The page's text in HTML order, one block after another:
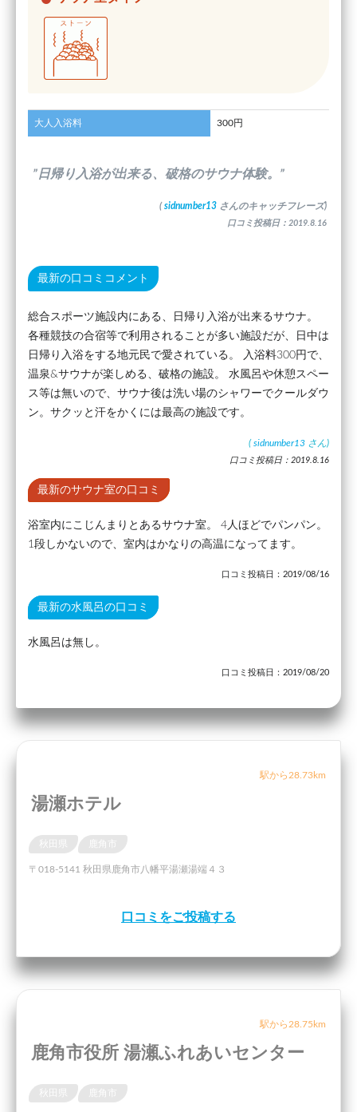
大人入浴料 300円
”日帰り入浴が出来る、破格のサウナ体験。”
( sidnumber13 さんのキャッチフレーズ)
口コミ投稿日：2019.8.16
最新の口コミコメント
総合スポーツ施設内にある、日帰り入浴が出来るサウナ。
各種競技の合宿等で利用されることが多い施設だが、日中は
日帰り入浴をする地元民で愛されている。 入浴料300円で、
温泉&サウナが楽しめる、破格の施設。 水風呂や休憩スペー
ス等は無いので、サウナ後は洗い場のシャワーでクールダウ
ン。サクッと汗をかくには最高の施設です。
( sidnumber13 さん)
口コミ投稿日：2019.8.16
最新のサウナ室の口コミ
浴室内にこじんまりとあるサウナ室。 4人ほどでパンパン。
1段しかないので、室内はかなりの高温になってます。
口コミ投稿日：2019/08/16
最新の水風呂の口コミ
水風呂は無し。
口コミ投稿日：2019/08/20
駅から28.73km
湯瀬ホテル
鹿角市
〒018-5141 秋田県鹿角市八幡平湯瀬湯端４３
口コミをご投稿する
駅から28.75km
鹿角市役所 湯瀬ふれあいセンター
鹿角市